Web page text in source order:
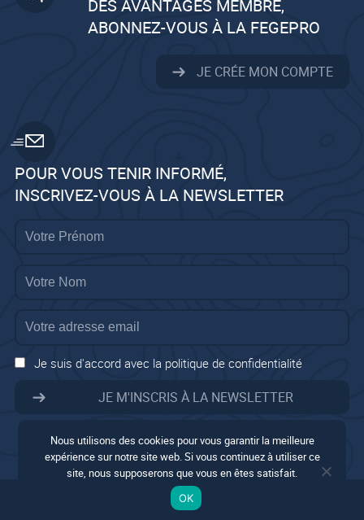
DES AVANTAGES MEMBRE,
ABONNEZ-VOUS À LA FEGEPRO
JE CRÉE MON COMPTE
POUR VOUS TENIR INFORMÉ,
INSCRIVEZ-VOUS À LA NEWSLETTER
Je suis d'accord avec la politique de confidentialité
Mentions légales
Conditions générales
Nous utilisons des cookies pour vous garantir la meilleure
expérience sur notre site web. Si vous continuez à utiliser ce
site, nous supposerons que vous en êtes satisfait.
OK